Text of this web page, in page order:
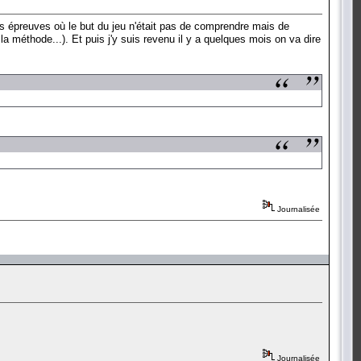
où le but du jeu n'était pas de comprendre mais de
méthode...). Et puis j'y suis revenu il y a quelques mois on va dire
Journalisée
Journalisée